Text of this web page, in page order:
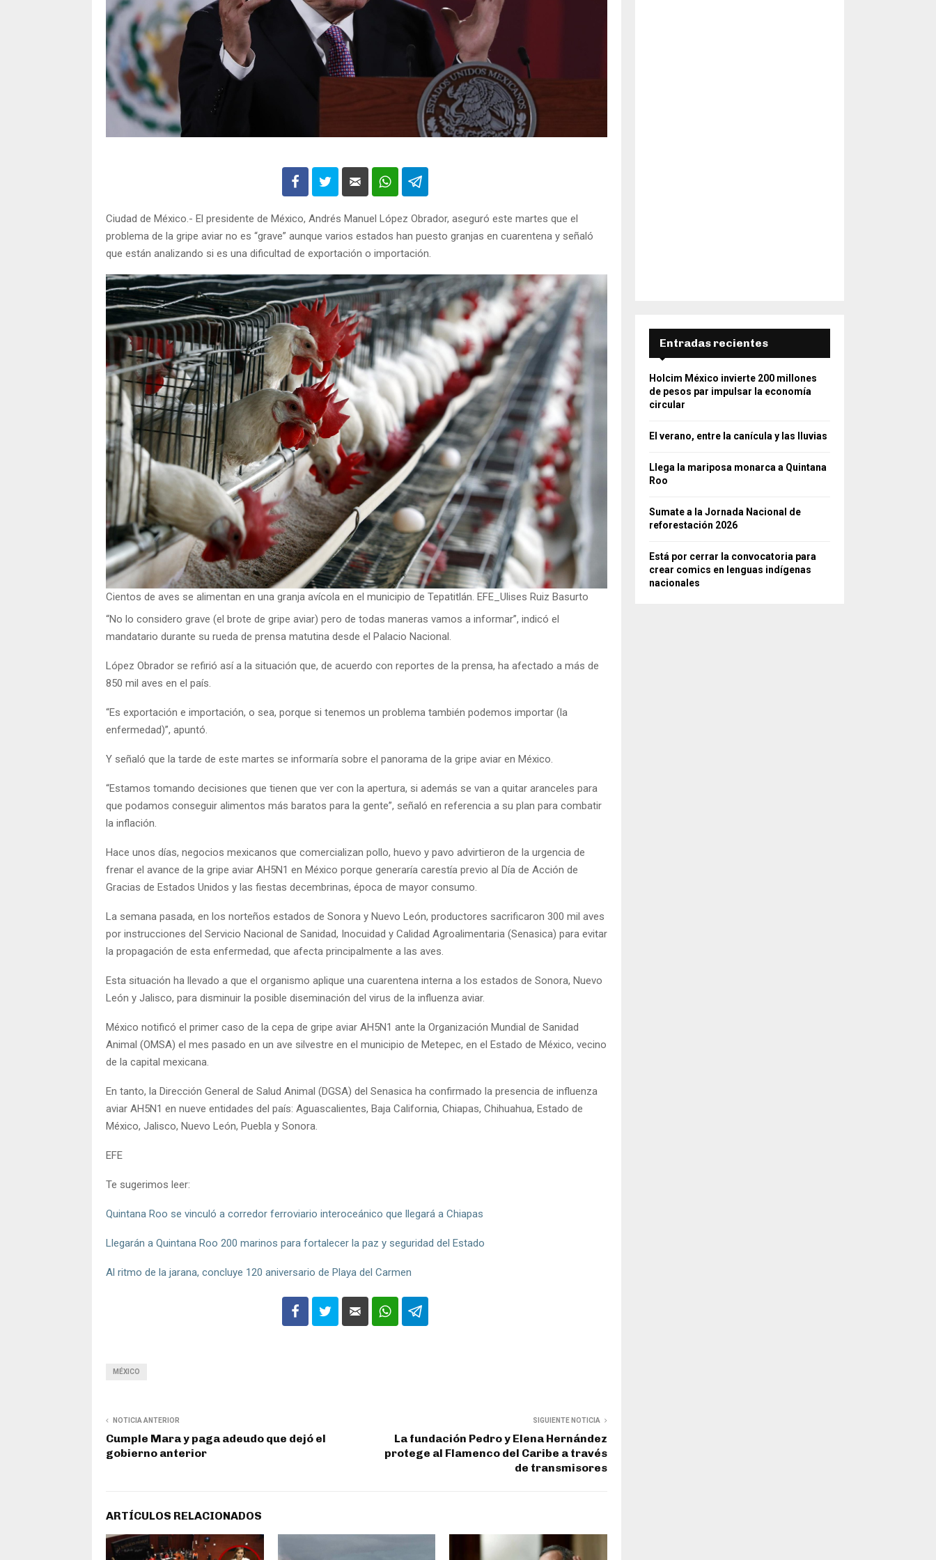
Ciudad de México.- El presidente de México, Andrés Manuel López Obrador, aseguró este martes que el
problema de la gripe aviar no es “grave” aunque varios estados han puesto granjas en cuarentena y señaló
que están analizando si es una dificultad de exportación o importación.
Cientos de aves se alimentan en una granja avícola en el municipio de Tepatitlán. EFE_Ulises Ruiz Basurto
“No lo considero grave (el brote de gripe aviar) pero de todas maneras vamos a informar”, indicó el
mandatario durante su rueda de prensa matutina desde el Palacio Nacional.
López Obrador se refirió así a la situación que, de acuerdo con reportes de la prensa, ha afectado a más de
850 mil aves en el país.
“Es exportación e importación, o sea, porque si tenemos un problema también podemos importar (la
enfermedad)”, apuntó.
Y señaló que la tarde de este martes se informaría sobre el panorama de la gripe aviar en México.
“Estamos tomando decisiones que tienen que ver con la apertura, si además se van a quitar aranceles para
que podamos conseguir alimentos más baratos para la gente”, señaló en referencia a su plan para combatir
la inflación.
Hace unos días, negocios mexicanos que comercializan pollo, huevo y pavo advirtieron de la urgencia de
frenar el avance de la gripe aviar AH5N1 en México porque generaría carestía previo al Día de Acción de
Gracias de Estados Unidos y las fiestas decembrinas, época de mayor consumo.
La semana pasada, en los norteños estados de Sonora y Nuevo León, productores sacrificaron 300 mil aves
por instrucciones del Servicio Nacional de Sanidad, Inocuidad y Calidad Agroalimentaria (Senasica) para evitar
la propagación de esta enfermedad, que afecta principalmente a las aves.
Esta situación ha llevado a que el organismo aplique una cuarentena interna a los estados de Sonora, Nuevo
León y Jalisco, para disminuir la posible diseminación del virus de la influenza aviar.
México notificó el primer caso de la cepa de gripe aviar AH5N1 ante la Organización Mundial de Sanidad
Animal (OMSA) el mes pasado en un ave silvestre en el municipio de Metepec, en el Estado de México, vecino
de la capital mexicana.
En tanto, la Dirección General de Salud Animal (DGSA) del Senasica ha confirmado la presencia de influenza
aviar AH5N1 en nueve entidades del país: Aguascalientes, Baja California, Chiapas, Chihuahua, Estado de
México, Jalisco, Nuevo León, Puebla y Sonora.
EFE
Te sugerimos leer:
Quintana Roo se vinculó a corredor ferroviario interoceánico que llegará a Chiapas
Llegarán a Quintana Roo 200 marinos para fortalecer la paz y seguridad del Estado
Al ritmo de la jarana, concluye 120 aniversario de Playa del Carmen
MÉXICO
NOTICIA ANTERIOR
Cumple Mara y paga adeudo que dejó el
gobierno anterior
SIGUIENTE NOTICIA
La fundación Pedro y Elena Hernández
protege al Flamenco del Caribe a través
de transmisores
ARTÍCULOS RELACIONADOS
Entradas recientes
Holcim México invierte 200 millones
de pesos par impulsar la economía
circular
El verano, entre la canícula y las lluvias
Llega la mariposa monarca a Quintana
Roo
Sumate a la Jornada Nacional de
reforestación 2026
Está por cerrar la convocatoria para
crear comics en lenguas indígenas
nacionales